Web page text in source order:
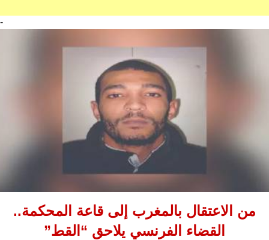
-
من الاعتقال بالمغرب إلى قاعة المحكمة..
القضاء الفرنسي يلاحق “القط”